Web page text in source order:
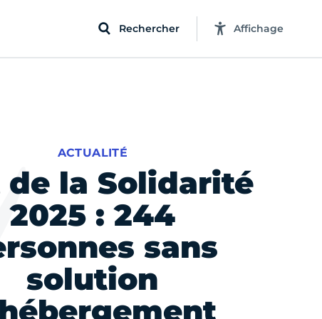
Rechercher Affichage
de la Solidarité
2025 : 244
sans
solution
ACTUALITÉ